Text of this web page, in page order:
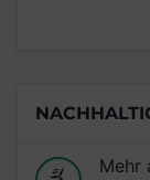
Mehr